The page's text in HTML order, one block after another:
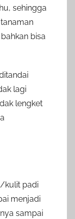
sehingga
bisa
lagi
lengket
kulit padi
menjadi
sampai